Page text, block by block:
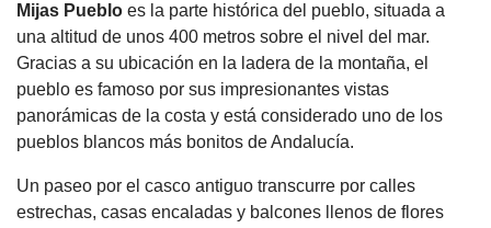
Mijas Pueblo es la parte histórica del pueblo, situada a
una altitud de unos 400 metros sobre el nivel del mar.
Gracias a su ubicación en la ladera de la montaña, el
pueblo es famoso por sus impresionantes vistas
panorámicas de la costa y está considerado uno de los
pueblos blancos más bonitos de Andalucía.
Un paseo por el casco antiguo transcurre por calles
estrechas, casas encaladas y balcones llenos de flores